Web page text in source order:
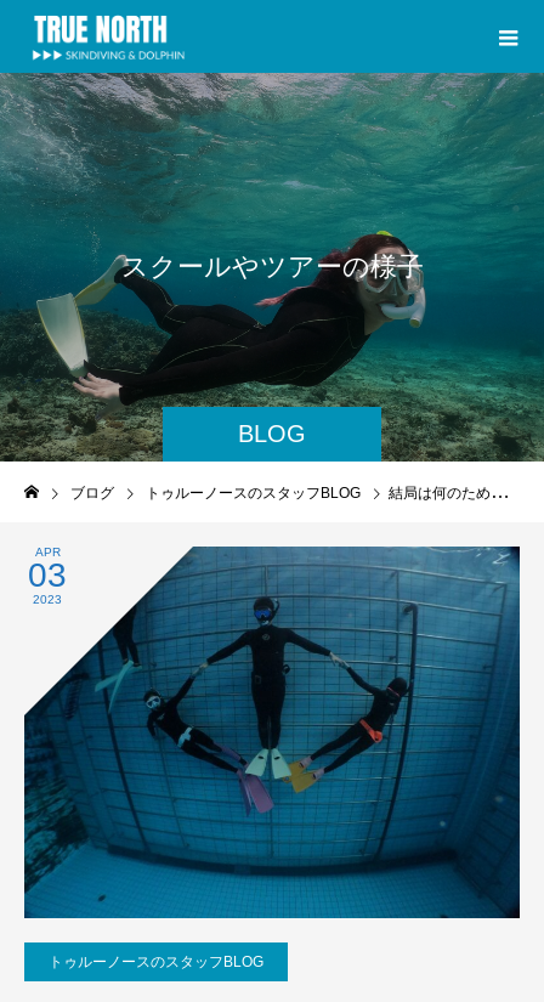
BLOG
ス ク ールやツ アーの様子
ブログ トゥルーノースのスタッフBLOG 結局は何のために上手になるのかが大切なわけで
APR
03
2023
トゥルーノースのスタッフBLOG